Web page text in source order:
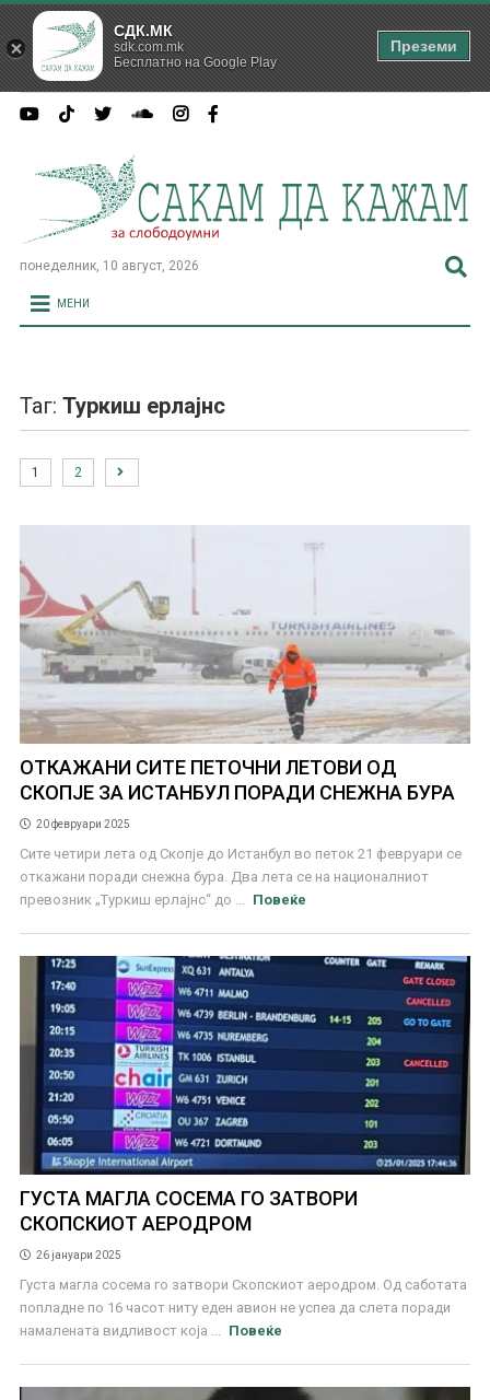
понеделник, 10 август, 2026
МЕНИ
Таг: Туркиш ерлајнс
1 2
ОТКАЖАНИ СИТЕ ПЕТОЧНИ ЛЕТОВИ ОД
СКОПЈЕ ЗА ИСТАНБУЛ ПОРАДИ СНЕЖНА БУРА
20 февруари 2025
Сите четири лета од Скопје до Истанбул во петок 21 февруари се
откажани поради снежна бура. Два лета се на националниот
превозник „Туркиш ерлајнс“ до ...
Повеќе
ГУСТА МАГЛА СОСЕМА ГО ЗАТВОРИ
СКОПСКИОТ АЕРОДРОМ
26 јануари 2025
Густа магла сосема го затвори Скопскиот аеродром. Од саботата
попладне по 16 часот ниту еден авион не успеа да слета поради
намалената видливост која ...
Повеќе
СДК.МК
sdk.com.mk
Бесплатно на Google Play
Преземи